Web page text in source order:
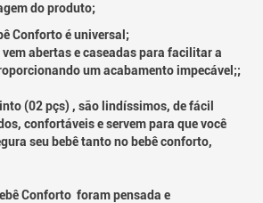
do produto;
Conforto é universal;
abertas e caseadas para facilitar a
um acabamento impecável;;
(02 pçs) , são lindíssimos, de fácil
confortáveis e servem para que você
seu bebê tanto no bebê conforto,
Conforto foram pensada e